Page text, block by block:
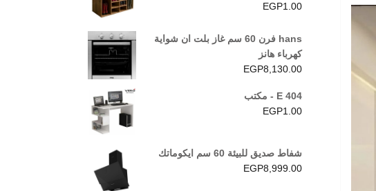
تم التقييم
EGP1.00
hans فرن 60 سم غاز بلت ان شواية
كهرباء هانز
EGP8,130.00
E 404 - مكتب
EGP1.00
شفاط صديق للبيئة 60 سم ايكوماتك
EGP8,999.00